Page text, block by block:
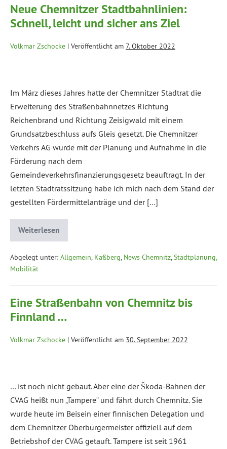
Neue Chemnitzer Stadtbahnlinien:
Schnell, leicht und sicher ans Ziel
Volkmar Zschocke | Veröffentlicht am 7. Oktober 2022
Im März dieses Jahres hatte der Chemnitzer Stadtrat die
Erweiterung des Straßenbahnnetzes Richtung
Reichenbrand und Richtung Zeisigwald mit einem
Grundsatzbeschluss aufs Gleis gesetzt. Die Chemnitzer
Verkehrs AG wurde mit der Planung und Aufnahme in die
Förderung nach dem
Gemeindeverkehrsfinanzierungsgesetz beauftragt. In der
letzten Stadtratssitzung habe ich mich nach dem Stand der
gestellten Fördermittelanträge und der […]
Weiterlesen
Abgelegt unter: Allgemein, Kaßberg, News Chemnitz,Stadtplanung,
Mobilität
Eine Straßenbahn von Chemnitz bis
Finnland …
Volkmar Zschocke | Veröffentlicht am 30. September 2022
… ist noch nicht gebaut. Aber eine der Škoda-Bahnen der
CVAG heißt nun „Tampere“ und fährt durch Chemnitz. Sie
wurde heute im Beisein einer finnischen Delegation und
dem Chemnitzer Oberbürgermeister offiziell auf dem
Betriebshof der CVAG getauft. Tampere ist seit 1961